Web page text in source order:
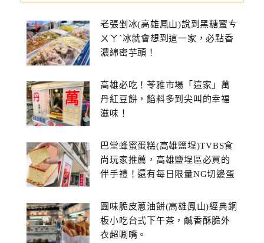
老張剉冰(高雄鳳山)說到黑糖蜜ㄘ
ㄨㄚˋ冰就會想到這一家，必點香
濃綿密芋頭！
高雄必吃！苓雅市場「這家」萬
丹紅豆餅，餡料多到尖叫的幸福
滋味！
巴堂蜂蜜蛋糕(高雄鹽埕)TVBS食
尚玩家推薦，高雄鹽埕區必買的
伴手禮！還有每日限量NG切邊蛋
圓味脆皮蔥油餅(高雄鳳山)經典銅
板小吃台式下午茶，鹹香酥脆外
衣超唰嘴。